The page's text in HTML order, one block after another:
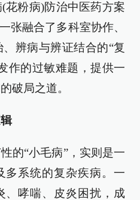
花粉病)防治中医药方案
融合了多科室协作、
辨病与辨证结合的“复
作的过敏难题，提供一
破局之道。
的“小毛病”，实则是一
多系统的复杂疾病。一
、哮喘、皮炎困扰，成